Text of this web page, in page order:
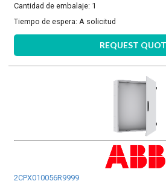
Cantidad de embalaje: 1
Tiempo de espera: A solicitud
REQUEST
2CPX010056R9999